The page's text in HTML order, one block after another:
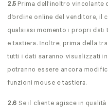
2.5Prima dell’inoltro vincolante
d’ordine online del venditore, il
qualsiasi momento i propri dati
e tastiera. Inoltre, prima della
tutti i dati saranno visualizzati
potranno essere ancora
funzioni mouse e tastiera.
2.6 Se il cliente agisce in